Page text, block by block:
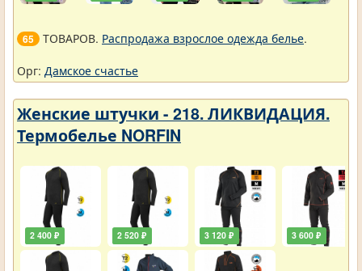
65 ТОВАРОВ. Распродажа взрослое одежда белье.
Орг: Дамское счастье
Женские штучки - 218. ЛИКВИДАЦИЯ.
Термобелье NORFIN
2 400 ₽ 2 520 ₽ 3 120 ₽ 3 600 ₽